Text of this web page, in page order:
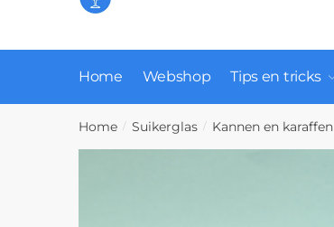
Home Webshop Tips en tricks
Home / Suikerglas / Kannen en karaffen